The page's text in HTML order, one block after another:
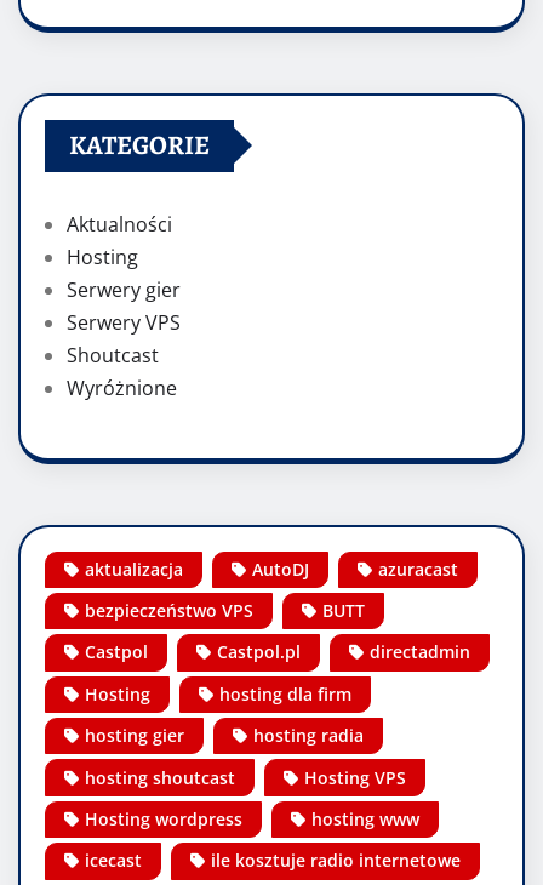
KATEGORIE
Aktualności
Hosting
Serwery gier
Serwery VPS
Shoutcast
Wyróżnione
aktualizacja AutoDJ
azuracast
bezpieczeństwo VPS
BUTT
Castpol
Castpol.pl
directadmin
Hosting
hosting dla firm
hosting gier
hosting radia
hosting shoutcast
Hosting VPS
Hosting wordpress
hosting www
icecast
ile kosztuje radio internetowe